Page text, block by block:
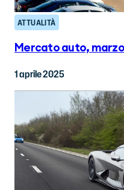
ATTUALITÀ
Mercato auto,
1 aprile 2025